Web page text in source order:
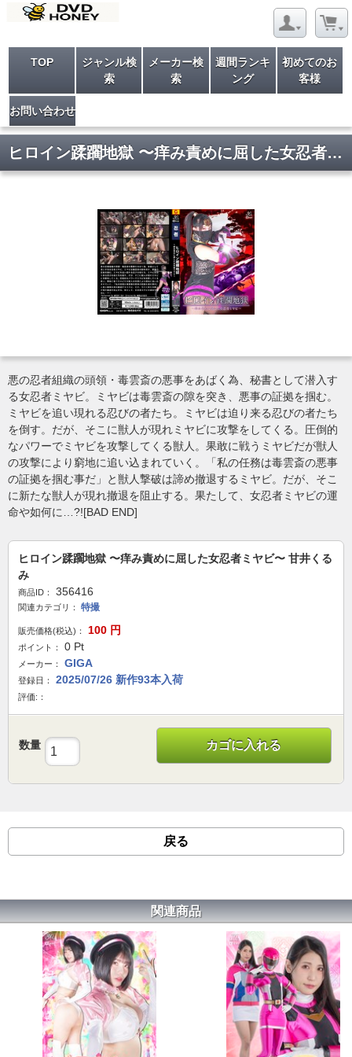
TOP
ジャンル検
索
メーカー検
索
週間ランキ
ング
初めてのお
客様
お問い合わせ
ヒロイン蹂躙地獄 〜痒み責めに屈した女忍者ミヤビ〜 甘井くるみ
悪の忍者組織の頭領・毒雲斎の悪事をあばく為、秘書として潜入す
る女忍者ミヤビ。ミヤビは毒雲斎の隙を突き、悪事の証拠を掴む。
ミヤビを追い現れる忍びの者たち。ミヤビは迫り来る忍びの者たち
を倒す。だが、そこに獣人が現れミヤビに攻撃をしてくる。圧倒的
なパワーでミヤビを攻撃してくる獣人。果敢に戦うミヤビだが獣人
の攻撃により窮地に追い込まれていく。「私の任務は毒雲斎の悪事
の証拠を掴む事だ」と獣人撃破は諦め撤退するミヤビ。だが、そこ
に新たな獣人が現れ撤退を阻止する。果たして、女忍者ミヤビの運
命や如何に…?![BAD END]
ヒロイン蹂躙地獄 〜痒み責めに屈した女忍者ミヤビ〜 甘井くる
み
商品ID： 356416
関連カテゴリ： 特撮
販売価格(税込)： 100 円
ポイント： 0 Pt
メーカー： GIGA
登録日： 2025/07/26 新作93本入荷
評価:：
数量 カゴに入れる
戻る
関連商品